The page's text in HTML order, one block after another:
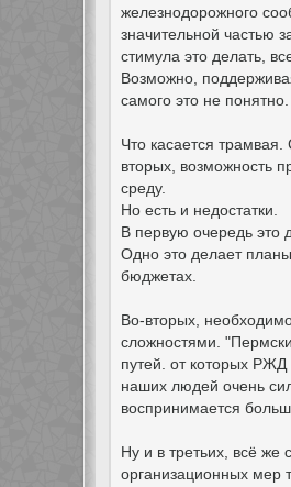
железнодорожного
значительной частью
стимула это делать,
Возможно,
самого это не понятно.
Что касается
вторых, возможность
среду.
Но есть и недостатки.
В первую очередь это
Одно это делает
бюджетах.
Во-вторых,
сложностями.
путей. от которых РЖД
наших людей очень
воспринимается
Ну и в третьих, всё же
организационных мер